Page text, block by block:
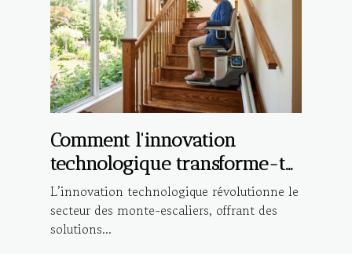
Comment l'innovation
technologique transforme-t-
elle les monte-escaliers ?
L’innovation technologique révolutionne le
secteur des monte-escaliers, offrant des
solutions...